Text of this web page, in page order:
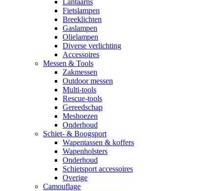
Fietslampen
Breeklichten
Gaslampen
Olielampen
Diverse verlichting
Accessoires
Messen & Tools
Zakmessen
Outdoor messen
Multi-tools
Rescue-tools
Gereedschap
Meshoezen
Onderhoud
Schiet- & Boogsport
Wapentassen & koffers
Wapenholsters
Onderhoud
Schietsport accessoires
Overige
Camouflage